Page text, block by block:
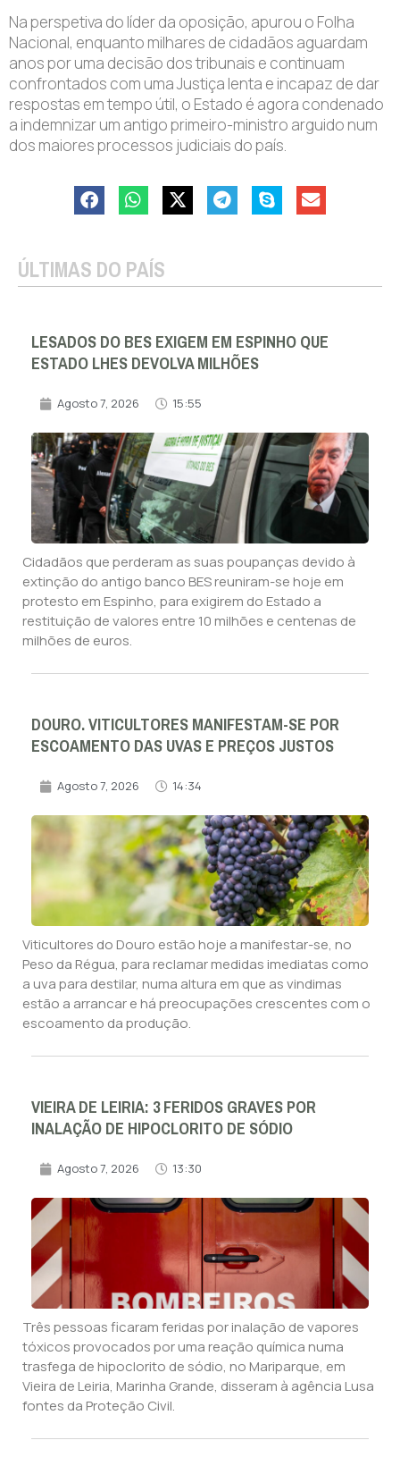
Na perspetiva do líder da oposição, apurou o Folha
Nacional, enquanto milhares de cidadãos aguardam
anos por uma decisão dos tribunais e continuam
confrontados com uma Justiça lenta e incapaz de dar
respostas em tempo útil, o Estado é agora condenado
a indemnizar um antigo primeiro-ministro arguido num
dos maiores processos judiciais do país.
ÚLTIMAS DO PAÍS
LESADOS DO BES EXIGEM EM ESPINHO QUE
ESTADO LHES DEVOLVA MILHÕES
Agosto 7, 2026 15:55
Cidadãos que perderam as suas poupanças devido à
extinção do antigo banco BES reuniram-se hoje em
protesto em Espinho, para exigirem do Estado a
restituição de valores entre 10 milhões e centenas de
milhões de euros.
DOURO. VITICULTORES MANIFESTAM-SE POR
ESCOAMENTO DAS UVAS E PREÇOS JUSTOS
Agosto 7, 2026 14:34
Viticultores do Douro estão hoje a manifestar-se, no
Peso da Régua, para reclamar medidas imediatas como
a uva para destilar, numa altura em que as vindimas
estão a arrancar e há preocupações crescentes com o
escoamento da produção.
VIEIRA DE LEIRIA: 3 FERIDOS GRAVES POR
INALAÇÃO DE HIPOCLORITO DE SÓDIO
Agosto 7, 2026 13:30
Três pessoas ficaram feridas por inalação de vapores
tóxicos provocados por uma reação química numa
trasfega de hipoclorito de sódio, no Mariparque, em
Vieira de Leiria, Marinha Grande, disseram à agência Lusa
fontes da Proteção Civil.